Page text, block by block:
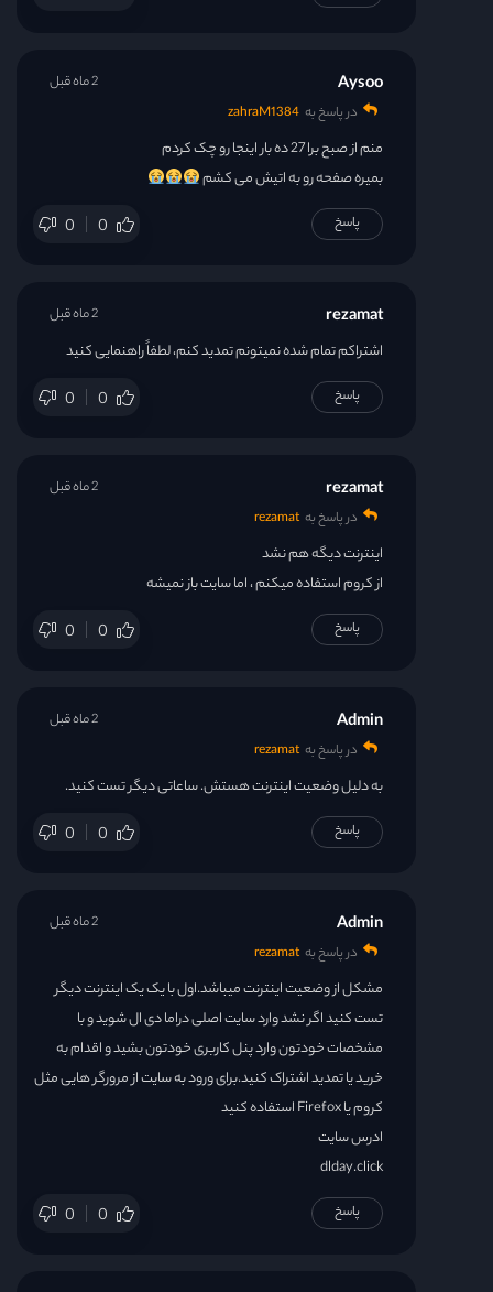
Aysoo
در پاسخ به zahraM1384
منم از صبح برا 27 ده بار اینجا رو چک کردم
بمیره صفحه رو به اتیش می کشم
0 0
2 ماه قبل
پاسخ
rezamat
اشتراکم تمام شده نمیتونم تمدید کنم، لطفاً راهنمایی کنید
0 0
2 ماه قبل
پاسخ
rezamat
در پاسخ به rezamat
اینترنت دیگه هم نشد
از کروم استفاده میکنم ، اما سایت باز نمیشه
0 0
2 ماه قبل
پاسخ
Admin
در پاسخ به rezamat
به دلیل وضعیت اینترنت هستش. ساعاتی دیگر تست کنید.
0 0
2 ماه قبل
پاسخ
Admin
در پاسخ به rezamat
مشکل از وضعیت اینترنت میباشد.اول با یک یک اینترنت دیگر
تست کنید اگر نشد وارد سایت اصلی دراما دی ال شوید و با
مشخصات خودتون وارد پنل کاربری خودتون بشید و اقدام به
خرید یا تمدید اشتراک کنید.برای ورود به سایت از مرورگر هایی مثل
کروم یا Firefox استفاده کنید
ادرس سایت
dlday.click
0 0
2 ماه قبل
پاسخ